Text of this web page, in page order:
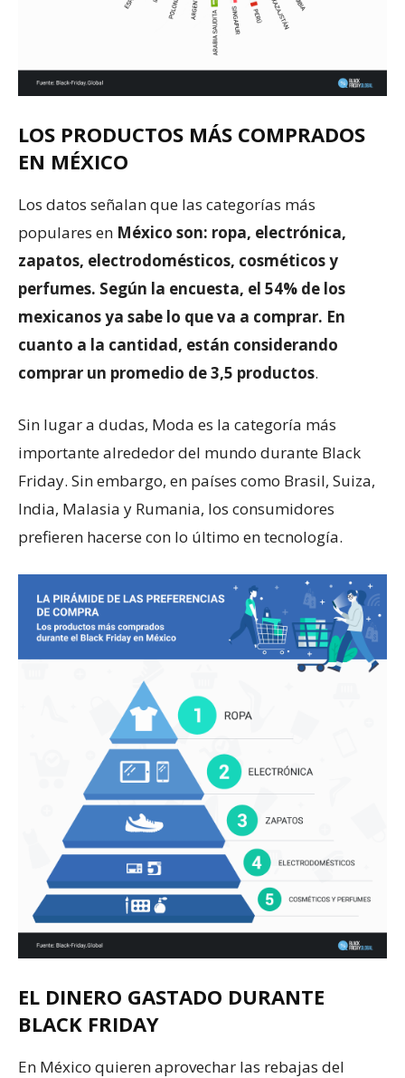
LOS PRODUCTOS MÁS COMPRADOS
EN MÉXICO
Los datos señalan que las categorías más
populares en México son: ropa, electrónica,
zapatos, electrodomésticos, cosméticos y
perfumes. Según la encuesta, el 54% de los
mexicanos ya sabe lo que va a comprar. En
cuanto a la cantidad, están considerando
comprar un promedio de 3,5 productos.
Sin lugar a dudas, Moda es la categoría más
importante alrededor del mundo durante Black
Friday. Sin embargo, en países como Brasil, Suiza,
India, Malasia y Rumania, los consumidores
prefieren hacerse con lo último en tecnología.
EL DINERO GASTADO DURANTE
BLACK FRIDAY
En México quieren aprovechar las rebajas del